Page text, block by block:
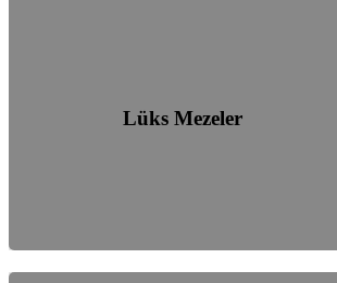
Lüks Mezeler